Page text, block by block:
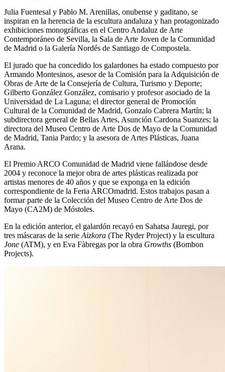
Julia Fuentesal y Pablo M. Arenillas, onubense y gaditano, se
inspiran en la herencia de la escultura andaluza y han protagonizado
exhibiciones monográficas en el Centro Andaluz de Arte
Contemporáneo de Sevilla, la Sala de Arte Joven de la Comunidad
de Madrid o la Galería Nordés de Santiago de Compostela.
El jurado que ha concedido los galardones ha estado compuesto por
Armando Montesinos, asesor de la Comisión para la Adquisición de
Obras de Arte de la Consejería de Cultura, Turismo y Deporte;
Gilberto González González, comisario y profesor asociado de la
Universidad de La Laguna; el director general de Promoción
Cultural de la Comunidad de Madrid, Gonzalo Cabrera Martín; la
subdirectora general de Bellas Artes, Asunción Cardona Suanzes; la
directora del Museo Centro de Arte Dos de Mayo de la Comunidad
de Madrid, Tania Pardo; y la asesora de Artes Plásticas, Juana
Arana.
El Premio ARCO Comunidad de Madrid viene fallándose desde
2004 y reconoce la mejor obra de artes plásticas realizada por
artistas menores de 40 años y que se exponga en la edición
correspondiente de la Feria ARCOmadrid. Estos trabajos pasan a
formar parte de la Colección del Museo Centro de Arte Dos de
Mayo (CA2M) de Móstoles.
En la edición anterior, el galardón recayó en Sahatsa Jauregi, por
tres máscaras de la serieAizkora (The Ryder Project) y la escultura
Jone (ATM), y en Eva Fàbregas por la obra Growths (Bombon
Projects).